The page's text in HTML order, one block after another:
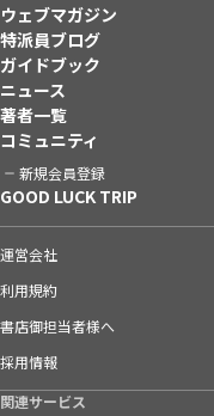
ウェブマガジン
特派員ブログ
ガイドブック
ニュース
著者一覧
コミュニティ
新規会員登録
GOOD LUCK TRIP
運営会社
利用規約
書店御担当者様へ
採用情報
関連サービス